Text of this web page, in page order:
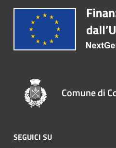
Comune di
SEGUICI SU